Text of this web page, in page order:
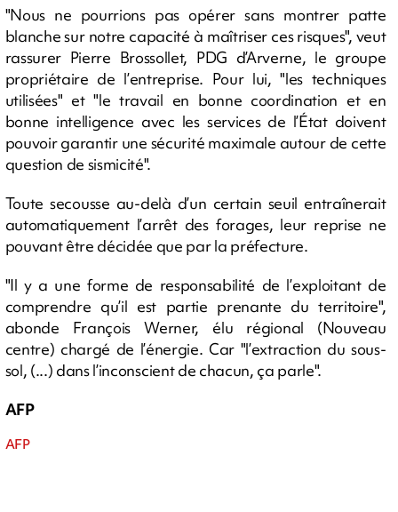
"Nous ne pourrions pas opérer sans montrer patte
blanche sur notre capacité à maîtriser ces risques", veut
rassurer Pierre Brossollet, PDG d’Arverne, le groupe
propriétaire de l’entreprise. Pour lui, "les techniques
utilisées" et "le travail en bonne coordination et en
bonne intelligence avec les services de l’État doivent
pouvoir garantir une sécurité maximale autour de cette
question de sismicité".
Toute secousse au-delà d’un certain seuil entraînerait
automatiquement l’arrêt des forages, leur reprise ne
pouvant être décidée que par la préfecture.
"Il y a une forme de responsabilité de l’exploitant de
comprendre qu’il est partie prenante du territoire",
abonde François Werner, élu régional (Nouveau
centre) chargé de l’énergie. Car "l’extraction du sous-
sol, (...) dans l’inconscient de chacun, ça parle".
AFP
AFP